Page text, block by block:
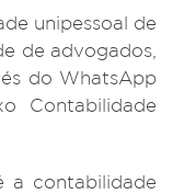
unipessoal de
de advogados,
do WhatsApp
Contabilidade
a contabilidade